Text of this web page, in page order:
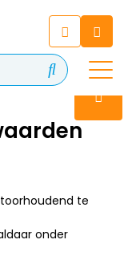
te
onder